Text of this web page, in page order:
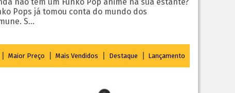
Pops já tomou conta do mundo dos
S...
Maior Preço Mais Vendidos Destaque Lançamento